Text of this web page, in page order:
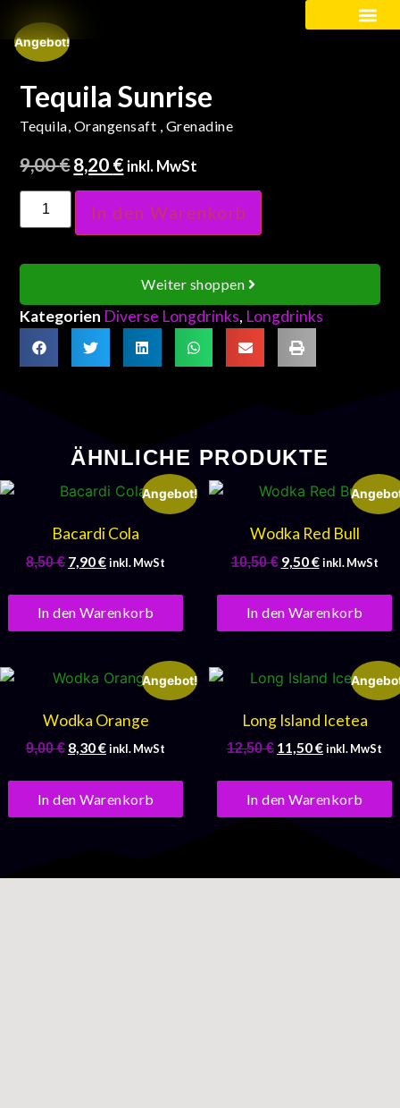
Angebot!
Tequila Sunrise
Tequila, Orangensaft , Grenadine
9,00€8,20 € inkl. MwSt
In den Warenkorb
Weiter shoppen
Kategorien Diverse Longdrinks, Longdrinks
ÄHNLICHE PRODUKTE
Angebot!
Bacardi Cola
8,50€ 7,90€inkl. MwSt
In den Warenkorb
Wodka Red Bull
10,50€ 9,50€ inkl. MwSt
In den Warenkorb
Angebot!
Wodka Orange
9,00€ 8,30€inkl. MwSt
In den Warenkorb
Long Island Icetea
12,50€ 11,50€inkl. MwSt
In den Warenkorb